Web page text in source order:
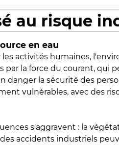
au risque
en eau
activités humaines,
la force du courant, qui
danger la sécurité des
vulnérables, avec des
s'aggravent : la
accidents industriels